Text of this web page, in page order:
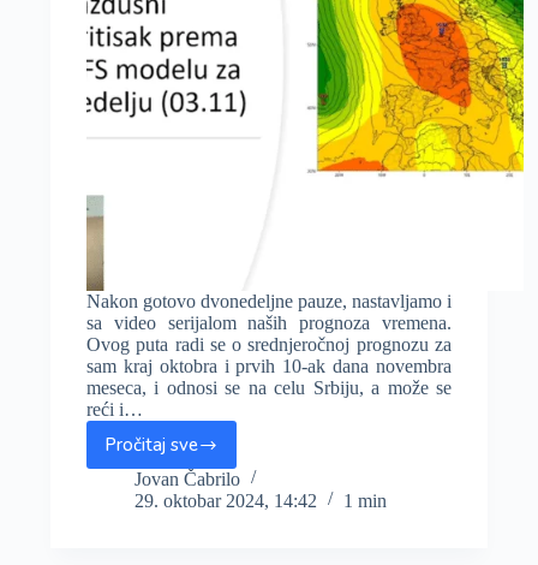
Nakon gotovo dvonedeljne pauze, nastavljamo i
sa video serijalom naših prognoza vremena.
Ovog puta radi se o srednjeročnoj prognozu za
sam kraj oktobra i prvih 10-ak dana novembra
meseca, i odnosi se na celu Srbiju, a može se
reći i…
Pročitaj sve
Dostupna
je
video
Jovan Čabrilo
29. oktobar 2024, 14:42
1 min